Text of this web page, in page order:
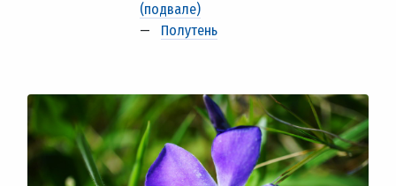
(подвале)
— Полутень